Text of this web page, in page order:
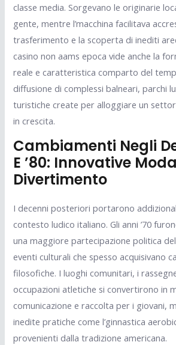
classe media. Sorgevano le originarie
gente, mentre l’macchina facilitava
trasferimento e la scoperta di inediti
casino non aams epoca vide anche la
reale e caratteristica comparto del
diffusione di complessi balneari, parchi
turistiche create per alloggiare un
in crescita.
Cambiamenti Negli
E ’80: Innovative
Divertimento
I decenni posteriori portarono
contesto ludico italiano. Gli anni ’70
una maggiore partecipazione politica
eventi culturali che spesso acquisivano
filosofiche. I luoghi comunitari, i
occupazioni atletiche si convertirono in
comunicazione e raccolta per i giovani,
inedite pratiche come l’ginnastica
provenienti dalla tradizione americana.